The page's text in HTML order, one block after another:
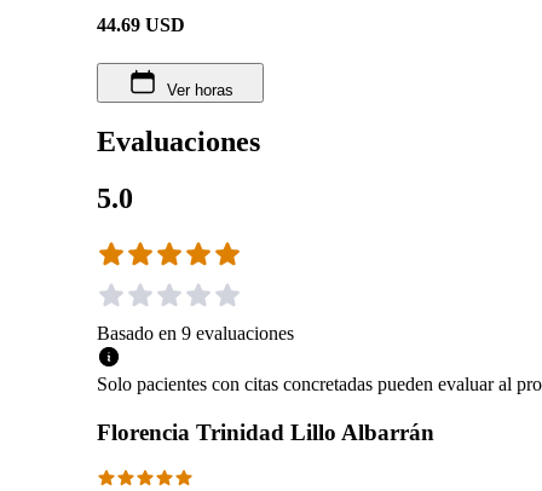
44.69 USD
Ver horas
Evaluaciones
5.0
Basado en 9 evaluaciones
Solo pacientes con citas concretadas pueden evaluar al
Florencia Trinidad Lillo Albarrán